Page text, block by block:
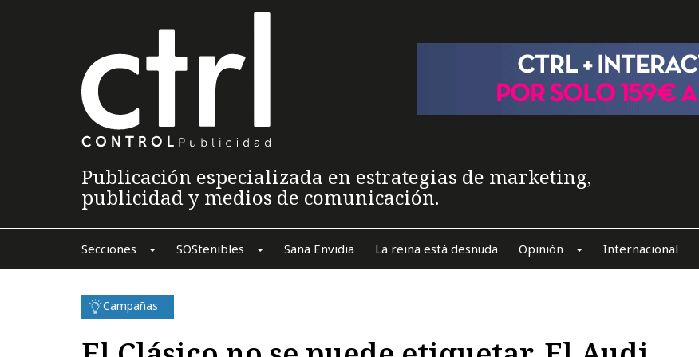
Publicación especializada en estrategias de marketing,
publicidad y medios de comunicación.
Secciones SOStenibles Sana Envidia La reina está desnuda Opinión Internacional
Campañas